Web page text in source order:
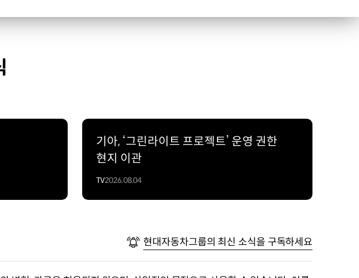
기아, ‘그린라이트 프로젝트’ 운영 권한
현지 이관
TV2026.08.04
현대자동차그룹의 최신 소식을 구독하세요